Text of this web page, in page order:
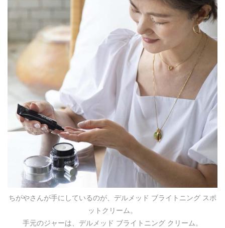
ちがやさんが手にしているのが、デルメッド ブライトニング スポ
ットクリーム。
手元のジャーは、デルメッド ブライトニング クリーム。